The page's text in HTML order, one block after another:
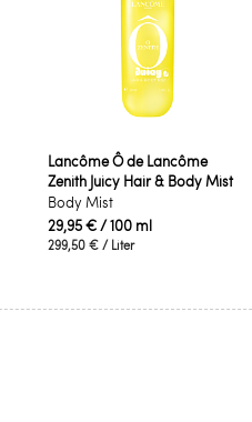
Lancôme Ô de Lancôme
Zenith Juicy Hair & Body Mist
Body Mist
29,95 €/ 100 ml
299,50 € / Liter